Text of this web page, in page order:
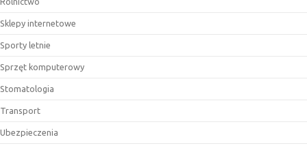
Sklepy internetowe
Sporty letnie
Sprzęt komputerowy
Stomatologia
Transport
Ubezpieczenia